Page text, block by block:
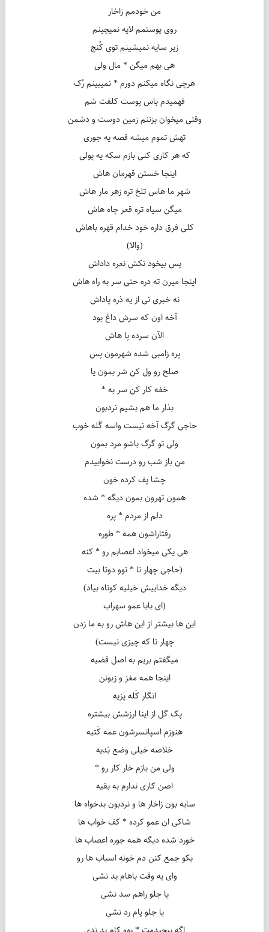
من خودمم زاخار
روی پوستمم لایه نمیچینم
زیر سایه نمیشینم توی کُنج
هی بهم میگن * مال ولی
هرچی نگاه میکنم دورم * نمیبینم رُک
فهمیدم باس پوست کلفت شم
وقتی میخوان بزننم زمین دوست و دشمن
تهش تموم میشه قصه یه جوری
که هر کاری کنی بازم سکه یه پولی
اینجا خستن قهرمان هاش
شهر ما هاس تلخ تره زهر مار هاش
میگن سیاه تره قعر چاه هاش
کلی فرق داره خود خدام قهره باهاش
(والا)
پس بیخود نکش نعره داداش
اینجا میرن ته دره حتی سر به راه هاش
نه خبری نی از یه ذره پاداش
آخه اون که سرش داغ بود
الآن سرده پا هاش
پره زامبی شده شهرمون پس
صلح رو ول کن شر بمون یا
خفه کار کن سر به *
بذار ما هم بشیم نردبون
حاجی گرگ آخه نیست واسه گَله خوب
ولی تو گرگ باشو مرد بمون
من باز شب رو درست نخوابیدم
چشا پف کرده خون
همون تهرون بمون دیگه * شده
دلم از مردم * پره
رفتاراشون همه * طوره
هی یکی میخواد اعصابم رو * کنه
(حاجی چهار تا * توو دوتا بیت
دیگه خداییش خیلیه کوتاه بیاد)
(ای بابا عمو سهراب
این ها بیشتر از این هاش رو به ما زدن
چهار تا که چیزی نیست)
میگفتم بریم به اصل قضیه
اینجا همه مغز و زبونن
انگار کَله پزیه
پک گل از اینا ارزشش بیشتره
هنوزم اسپانسرشون عمه کَتیه
خلاصه خیلی وضع بَدیه
ولی من بازم خار کار رو *
اصن کاری ندارم به بقیه
سایه بون زاخار ها و نردبون بدخواه ها
شاکی ان عمو کرده * کف خواب ها
خورد شده دیگه همه جوره اعصاب ها
بکو جمع کنن دم خونه اسباب ها رو
وای یه وقت باهام بد نشی
یا جلو راهم سد نشی
یا جلو پام رد نشی